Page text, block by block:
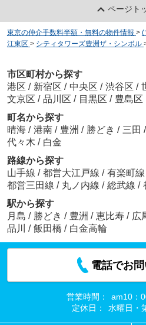
ページト
東京の仲介手数料半額・無料の物件情報 > (
江東区 > シティタワーズ豊洲ザ・シンボル
市区町村から探す
港区 / 新宿区 / 中央区 / 渋谷区 /
文京区 / 品川区 / 目黒区 / 豊島区
町名から探す
晴海 / 港南 / 豊洲 / 勝どき / 三田 /
代々木 / 白金
路線から探す
山手線 / 都営大江戸線 / 有楽町線
都営三田線 / 丸ノ内線 / 総武線 /
駅から探す
月島 / 勝どき / 豊洲 / 恵比寿 / 広
品川
/ 飯田橋 / 白金高輪
電話でお
営業時間：
am10：
定休日：
水曜日・